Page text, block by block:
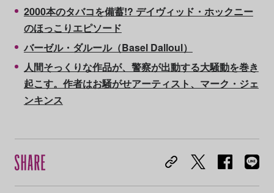
2000本のタバコを備蓄!? デイヴィッド・ホックニー
のほっこりエピソード
バーゼル・ダルール（Basel Dalloul）
人間そっくりな作品が、警察が出動する大騒動を巻き
起こす。作者はお騒がせアーティスト、マーク・ジェ
ンキンス